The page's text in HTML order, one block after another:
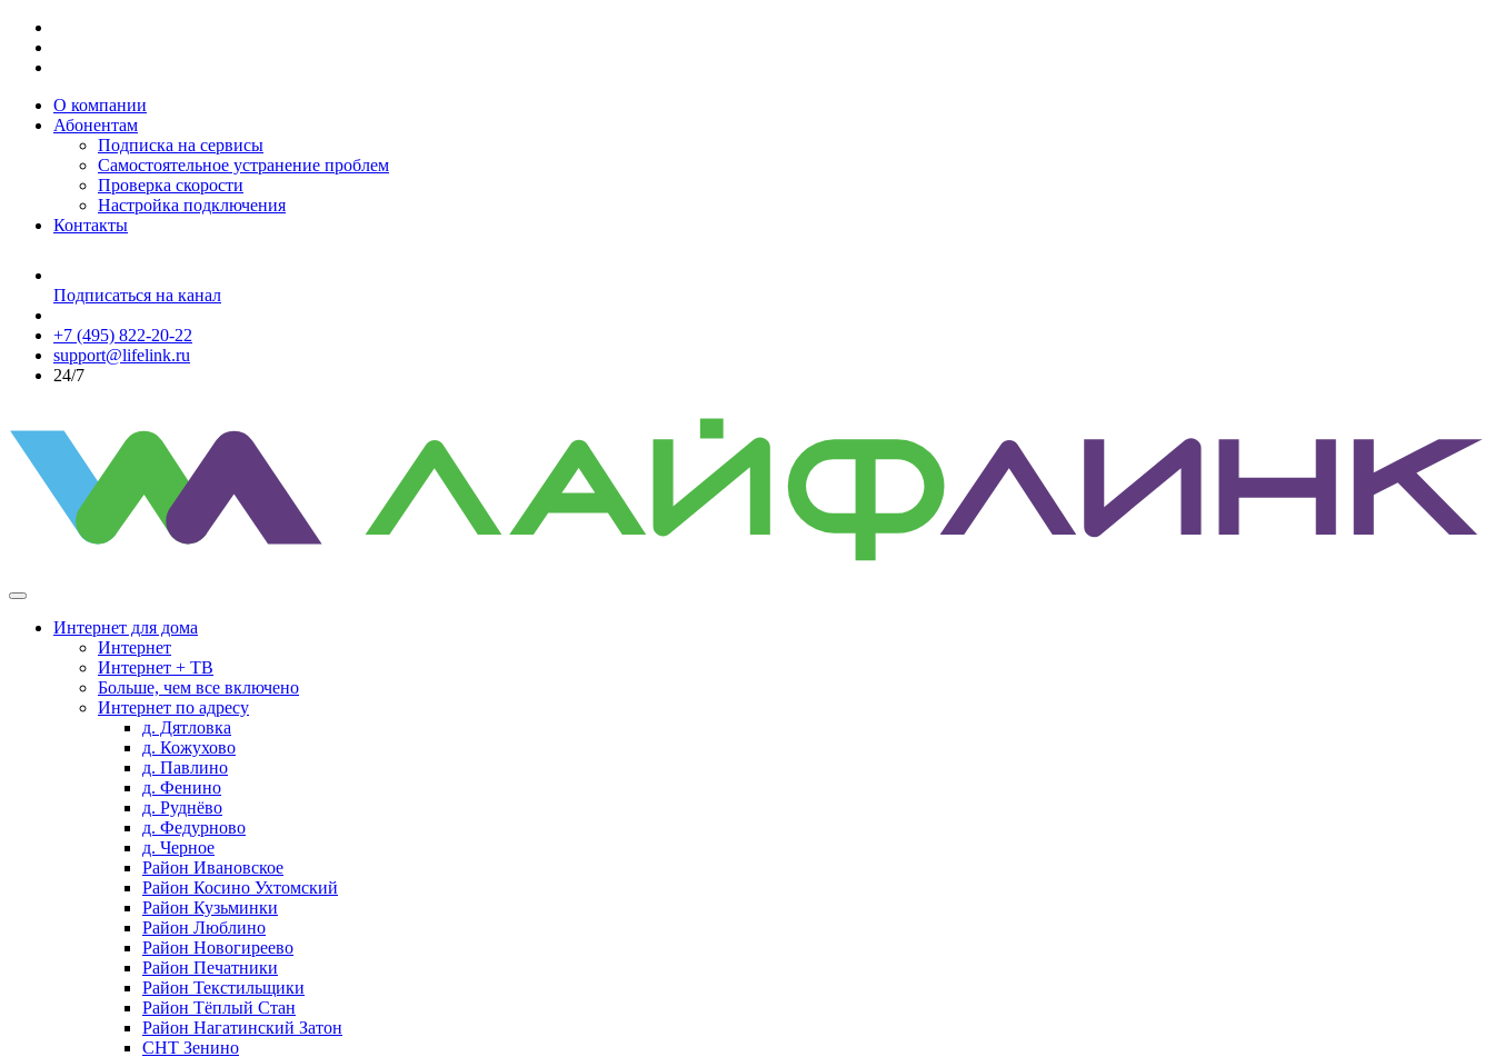
О компании
Абонентам
Подписка на сервисы
Самостоятельное устранение проблем
Проверка скорости
Настройка подключения
Контакты
Подписаться на канал
+7 (495) 822-20-22
support@lifelink.ru
24/7
Интернет для дома
Интернет
Интернет + ТВ
Больше, чем все включено
Интернет по адресу
д. Дятловка
д. Кожухово
д. Павлино
д. Фенино
д. Руднёво
д. Федурново
д. Черное
Район Ивановское
Район Косино Ухтомский
Район Кузьминки
Район Люблино
Район Новогиреево
Район Печатники
Район Текстильщики
Район Тёплый Стан
Район Нагатинский Затон
СНТ Зенино